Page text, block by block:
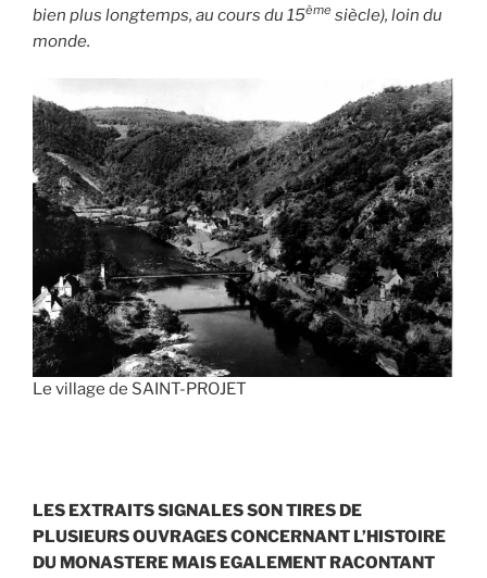
bien plus longtemps, au cours du 15ème siècle), loin du
monde.
Le village de SAINT-PROJET
LES EXTRAITS SIGNALES SON TIRES DE
PLUSIEURS OUVRAGES CONCERNANT L’HISTOIRE
DU MONASTERE MAIS EGALEMENT RACONTANT